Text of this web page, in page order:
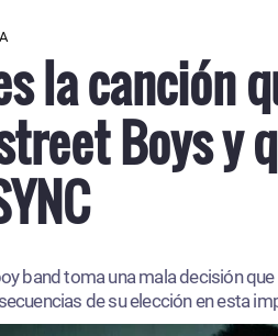
la canción
Boys y
band toma una mala decisión
de su elección en esta